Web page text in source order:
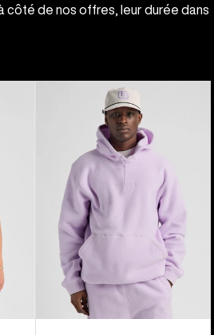
côté de nos offres, leur durée dans
polaire
Cinder